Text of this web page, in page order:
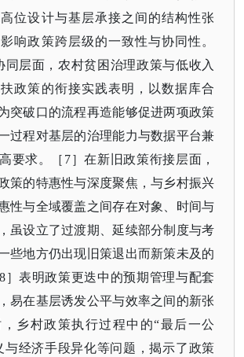
位设计与基层承接之间的结构性张
响政策跨层级的一致性与协同性。
同层面，农村贫困治理政策与低收入
政策的衔接实践表明，以数据库合
突破口的流程再造能够促进两项政策
过程对基层的治理能力与数据平台兼
要求。
［ 7］在新旧政策衔接层面，
策的特惠性与深度聚焦，与乡村振兴
性与全域覆盖之间存在对象、时间与
虽设立了过渡期、延续部分制度与考
些地方仍出现旧策退出而新策未及的
8］表明政策更迭中的预期管理与配套
易在基层诱发公平与效率之间的新张
乡村政策执行过程中的“最后一公
与经济手段异化等问题，揭示了政策